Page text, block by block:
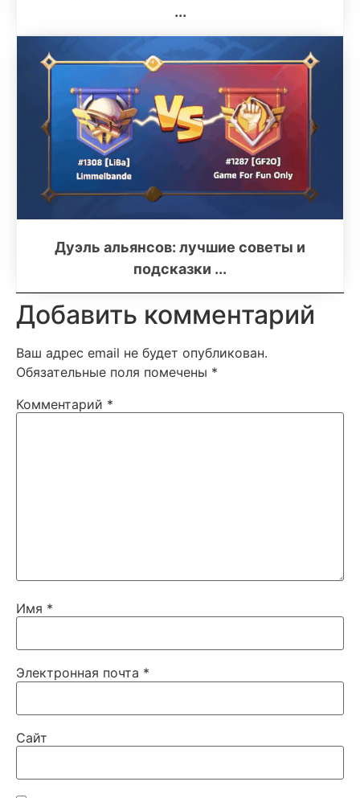
...
Дуэль альянсов: лучшие советы и
подсказки ...
Добавить комментарий
Ваш адрес email не будет опубликован.
Обязательные поля помечены *
Комментарий *
Имя *
Электронная почта *
Сайт